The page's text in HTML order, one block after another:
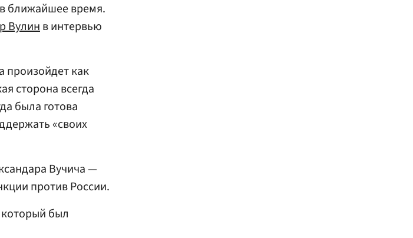
в ближайшее время.
Вулинв интервью
произойдет как
сторона всегда
была готова
«своих
Вучича —
против России.
был